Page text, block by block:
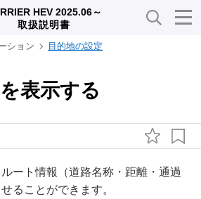
HEV 2025.06～
取扱説明書
ション 目的地の設定
表示する
ート情報（道路名称・距離・通過
ることができます。